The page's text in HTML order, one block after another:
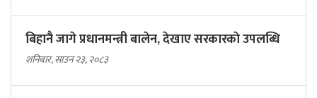
बिहानै जागे प्रधानमन्त्री बालेन, देखाए सरकारकाे उपलब्धि
शनिबार, साउन २३, २०८३